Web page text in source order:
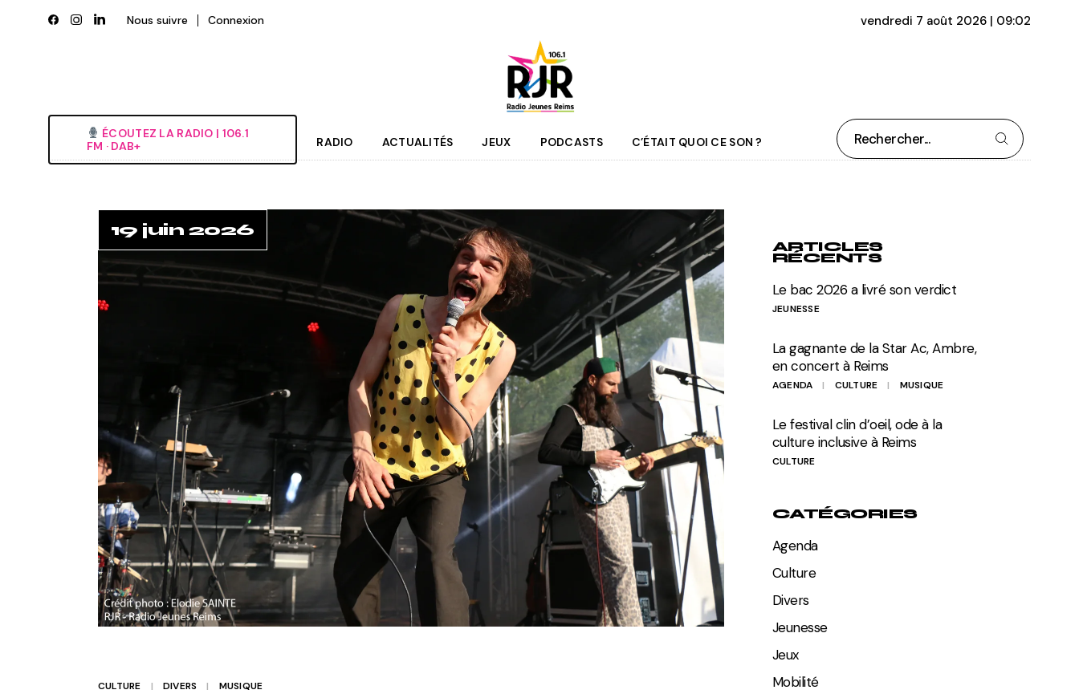
Nous suivre Connexion vendredi 7 août 2026 | 09:02
ÉCOUTEZ LA RADIO‎ | ‎106.1
FM · DAB+
RADIO
Grille des programmes
Nous écouter
ACTUALITÉS
Culture
Sport
Jeunesse
RJR
Divers
JEUX PODCASTS C’ÉTAIT QUOI CE SON ?
19 juin 2026
CULTURE DIVERS MUSIQUE
ARTICLES
RÉCENTS
Le bac 2026 a livré son verdict
JEUNESSE
La gagnante de la Star Ac, Ambre,
en concert à Reims
AGENDA CULTURE MUSIQUE
Le festival clin d’oeil, ode à la
culture inclusive à Reims
CULTURE
CATÉGORIES
Agenda
Culture
Divers
Jeunesse
Jeux
Mobilité